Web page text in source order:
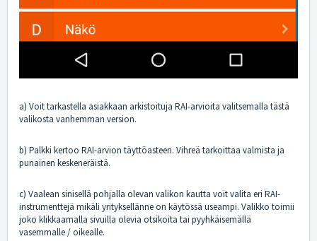
a) Voit tarkastella asiakkaan arkistoituja RAI-arvioita valitsemalla tästä
valikosta vanhemman version.
b) Palkki kertoo RAI-arvion täyttöasteen. Vihreä tarkoittaa valmista ja
punainen keskeneräistä.
c) Vaalean sinisellä pohjalla olevan valikon kautta voit valita eri RAI-
instrumenttejä mikäli yrityksellänne on käytössä useampi. Valikko toimii
joko klikkaamalla sivuilla olevia otsikoita tai pyyhkäisemällä
vasemmalle / oikealle.